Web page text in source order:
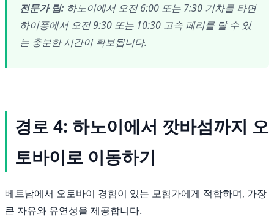
전문가 팁: 하노이에서 오전 6:00 또는 7:30 기차를 타면
하이퐁에서 오전 9:30 또는 10:30 고속 페리를 탈 수 있
는 충분한 시간이 확보됩니다.
경로 4: 하노이에서 깟바섬까지 오
토바이로 이동하기
베트남에서 오토바이 경험이 있는 모험가에게 적합하며, 가장
큰 자유와 유연성을 제공합니다.